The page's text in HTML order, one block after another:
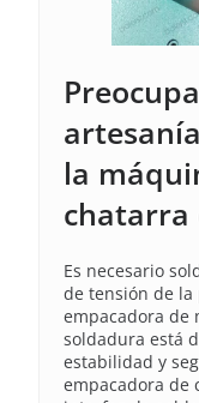
la
chatarra
Es necesario
de tensión de la
empacadora de
soldadura está
estabilidad y
empacadora de